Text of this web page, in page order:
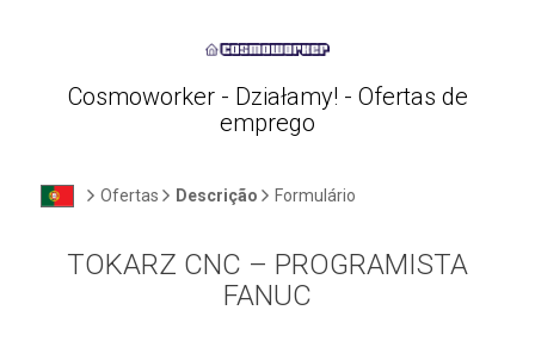
Cosmoworker - Działamy! - Ofertas de
emprego
Ofertas Descrição Formulário
TOKARZ CNC – PROGRAMISTA
FANUC